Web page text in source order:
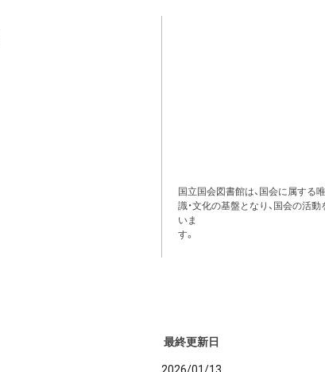
国立国会図書館は、国会に属する
識・文化の基盤となり、国会の活
いま
最終更新日